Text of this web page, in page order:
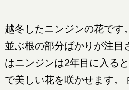
越冬したニンジンの花です
並ぶ根の部分ばかりが注目
はニンジンは2年目に入る
で美しい花を咲かせます。